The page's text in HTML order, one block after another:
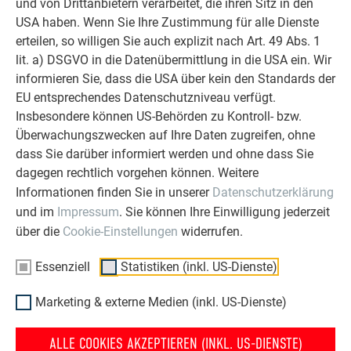
und von Drittanbietern verarbeitet, die ihren Sitz in den
USA haben. Wenn Sie Ihre Zustimmung für alle Dienste
erteilen, so willigen Sie auch explizit nach Art. 49 Abs. 1
lit. a) DSGVO in die Datenübermittlung in die USA ein. Wir
informieren Sie, dass die USA über kein den Standards der
EU entsprechendes Datenschutzniveau verfügt.
Insbesondere können US-Behörden zu Kontroll- bzw.
Überwachungszwecken auf Ihre Daten zugreifen, ohne
dass Sie darüber informiert werden und ohne dass Sie
dagegen rechtlich vorgehen können. Weitere
Informationen finden Sie in unserer Datenschutzerklärung
und im Impressum. Sie können Ihre Einwilligung jederzeit
über die Cookie-Einstellungen widerrufen.
Essenziell Statistiken (inkl. US-Dienste)
Marketing & externe Medien (inkl. US-Dienste)
ALLE COOKIES AKZEPTIEREN (INKL. US-DIENSTE)
WEITERLESEN
PREFA SANIERUNGSGALERIE
OBJEKTE VOR UND NACH DER SANIERUNG